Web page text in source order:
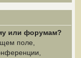
или форумам?
поле,